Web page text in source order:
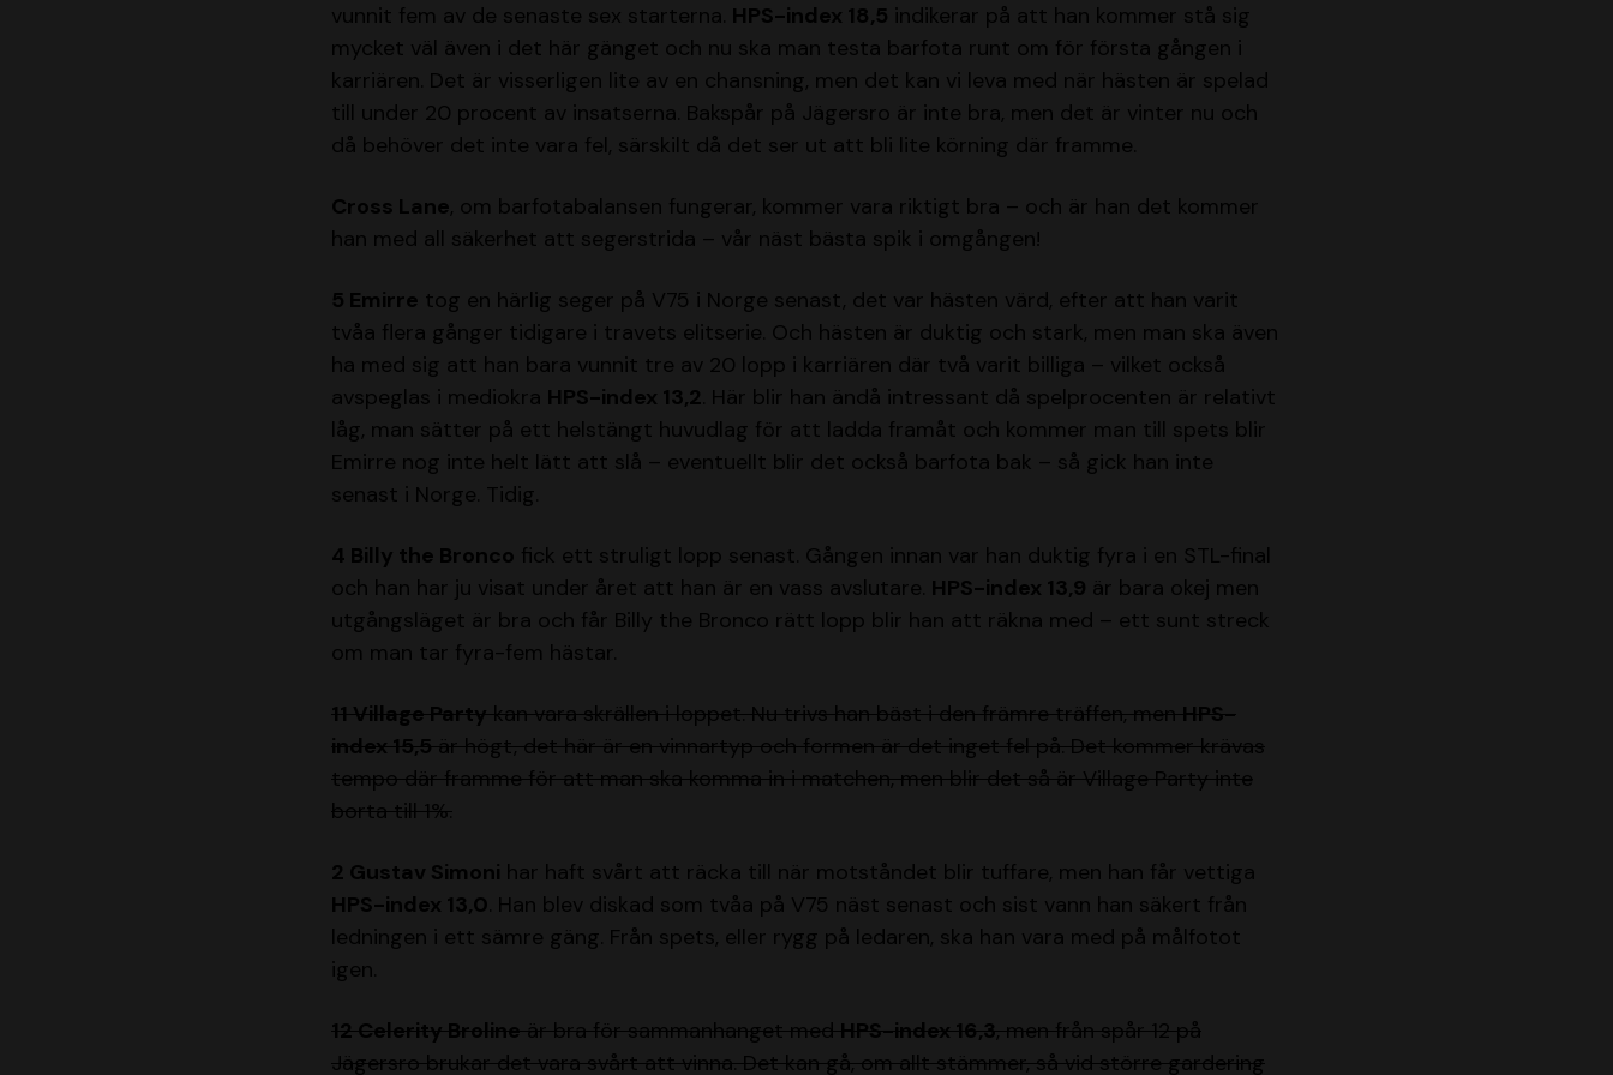
vunnit fem av de senaste sex starterna. HPS-index 18,5 indikerar på att han kommer stå sig
mycket väl även i det här gänget och nu ska man testa barfota runt om för första gången i
karriären. Det är visserligen lite av en chansning, men det kan vi leva med när hästen är spelad
till under 20 procent av insatserna. Bakspår på Jägersro är inte bra, men det är vinter nu och
då behöver det inte vara fel, särskilt då det ser ut att bli lite körning där framme.
Cross Lane, om barfotabalansen fungerar, kommer vara riktigt bra – och är han det kommer
han med all säkerhet att segerstrida – vår näst bästa spik i omgången!
5 Emirre tog en härlig seger på V75 i Norge senast, det var hästen värd, efter att han varit
tvåa flera gånger tidigare i travets elitserie. Och hästen är duktig och stark, men man ska även
ha med sig att han bara vunnit tre av 20 lopp i karriären där två varit billiga – vilket också
avspeglas i mediokra HPS-index 13,2 . Här blir han ändå intressant då spelprocenten är relativt
låg, man sätter på ett helstängt huvudlag för att ladda framåt och kommer man till spets blir
Emirre nog inte helt lätt att slå – eventuellt blir det också barfota bak – så gick han inte
senast i Norge. Tidig.
4 Billy the Bronco fick ett struligt lopp senast. Gången innan var han duktig fyra i en STL-final
och han har ju visat under året att han är en vass avslutare. HPS-index 13,9 är bara okej men
utgångsläget är bra och får Billy the Bronco rätt lopp blir han att räkna med – ett sunt streck
om man tar fyra-fem hästar.
11 Village Partykan vara skrällen i loppet. Nu trivs han bäst i den främre träffen, menHPS-
index 15,5är högt, det här är en vinnartyp och formen är det inget fel på. Det kommer krävas
tempo där framme för att man ska komma in i matchen, men blir det så är Village Party inte
borta till 1%.
2 Gustav Simoni har haft svårt att räcka till när motståndet blir tuffare, men han får vettiga
HPS-index 13,0 . Han blev diskad som tvåa på V75 näst senast och sist vann han säkert från
ledningen i ett sämre gäng. Från spets, eller rygg på ledaren, ska han vara med på målfotot
igen.
12 Celerity Brolineär bra för sammanhanget medHPS-index 16,3, men från spår 12 på
Jägersro brukar det vara svårt att vinna. Det kan gå, om allt stämmer, så vid större gardering